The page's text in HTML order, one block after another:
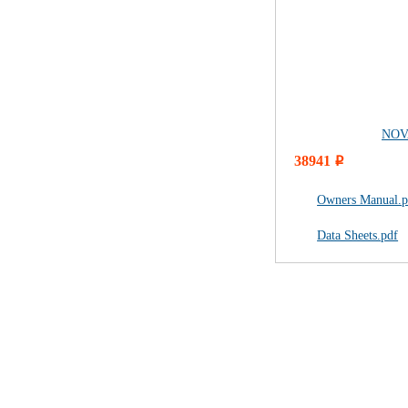
38941 i
Owners
Data Sheets.pdf